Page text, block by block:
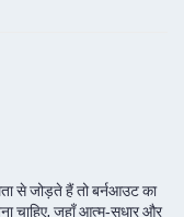
से जोड़ते हैं तो बर्नआउट का
चाहिए, जहाँ आत्म‑सुधार और